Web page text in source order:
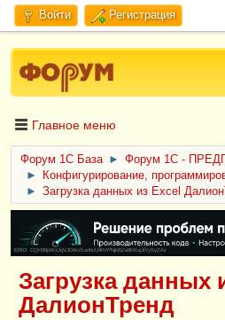
Войти Регистрация
Главное меню
Форум 1C База ►
Форум 1С -
►
Конфигурирование,
►
Загрузка данных из Excel
ERID: CQH36pWzJqVJD4xVLsnhcU4hVPNjkBZe8KKxjJiYySyZAz
Загрузка данных
ДалионТренд